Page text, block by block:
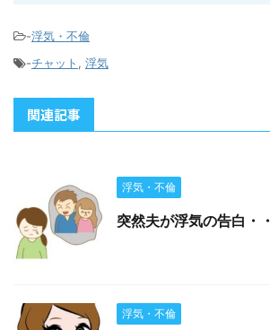
-浮気・不倫
-チャット , 浮気
関連記事
浮気・不倫
突然夫が浮気の告白・・
浮気・不倫